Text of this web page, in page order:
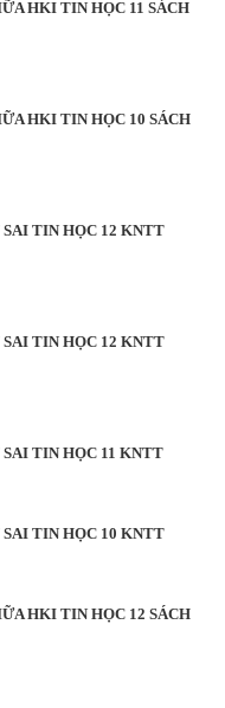
HKI TIN HỌC 11 SÁCH
HKI TIN HỌC 10 SÁCH
TIN HỌC 12 KNTT
TIN HỌC 12 KNTT
TIN HỌC 11 KNTT
TIN HỌC 10 KNTT
HKI TIN HỌC 12 SÁCH